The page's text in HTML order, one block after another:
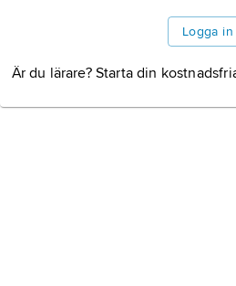
Logga in
Är du lärare? Starta din